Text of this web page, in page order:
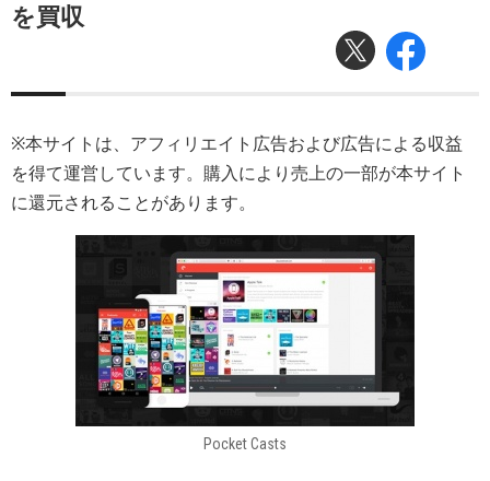
を買収
※本サイトは、アフィリエイト広告および広告による収益
を得て運営しています。購入により売上の一部が本サイト
に還元されることがあります。
Pocket Casts